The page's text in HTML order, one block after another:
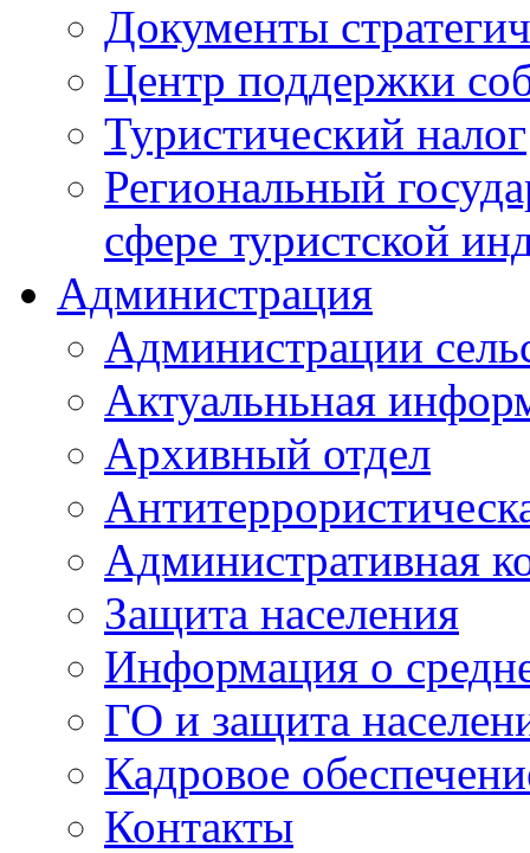
Документы
Центр поддержки
Туристический налог
Региональный
сфере туристской
Администрация
Администрации
Актуальньная
Архивный отдел
Административная
Защита населения
Информация о
ГО и защита
Кадровое
Контакты